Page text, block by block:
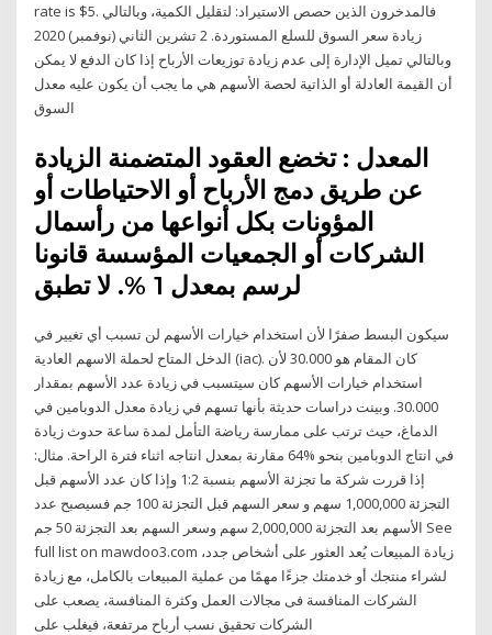
rate is $5. فالمدخرون الذين حصص الاستيراد: لتقليل الكمية، وبالتالي
زيادة سعر السوق للسلع المستوردة. 2 تشرين الثاني (نوفمبر) 2020
وبالتالي تميل الإدارة إلى عدم زيادة توزيعات الأرباح إذا كان الدفع لا يمكن
أن القيمة العادلة أو الذاتية لحصة الأسهم هي ما يجب أن يكون عليه معدل
المعدل : تخضع العقود المتضمنة الزيادة
عن طريق دمج الأرباح أو الاحتياطات أو
المؤونات بكل أنواعها من رأسمال
الشركات أو الجمعيات المؤسسة قانونا
سيكون البسط صفرًا لأن استخدام خيارات الأسهم لن تسبب أي تغيير في
الدخل المتاح لحملة الاسهم العادية (iac). كان المقام هو 30.000 لأن
استخدام خيارات الأسهم كان سيتسبب في زيادة عدد الأسهم بمقدار
30.000. وبينت دراسات حديثة بأنها تسهم في زيادة معدل الدوبامين في
الدماغ، حيث ترتب على ممارسة رياضة التأمل لمدة ساعة حدوث زيادة
في انتاج الدوبامين بنحو %64 مقارنة بمعدل انتاجه اثناء فترة الراحة. مثال:
إذا قررت شركة ما تجزئة الأسهم بنسبة 1:2 وإذا كان عدد الأسهم قبل
التجزئة 1,000,000 سهم و سعر السهم قبل التجزئة 100 جم فسيصبح عدد
الأسهم بعد التجزئة 2,000,000 سهم وسعر السهم بعد التجزئة 50 جم See
full list on mawdoo3.com زيادة المبيعات يُعد العثور على أشخاص جدد،
لشراء منتجك أو خدمتك جزءًا مهمًا من عملية المبيعات بالكامل، مع زيادة
الشركات المنافسة فى مجالات العمل وكثرة المنافسة، يصعب على
الشركات تحقيق نسب أرباح مرتفعة، فيغلب على